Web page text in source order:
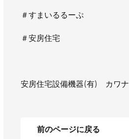
お問い合わせ
＃すまいるるーぷ
＃安房住宅
安房住宅設備機器(有) カワナ
前のページに戻る